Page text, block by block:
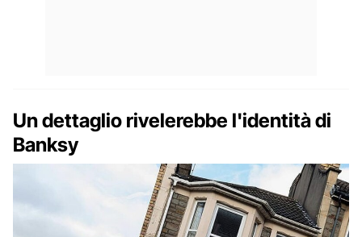
Un dettaglio rivelerebbe l'identità di
Banksy